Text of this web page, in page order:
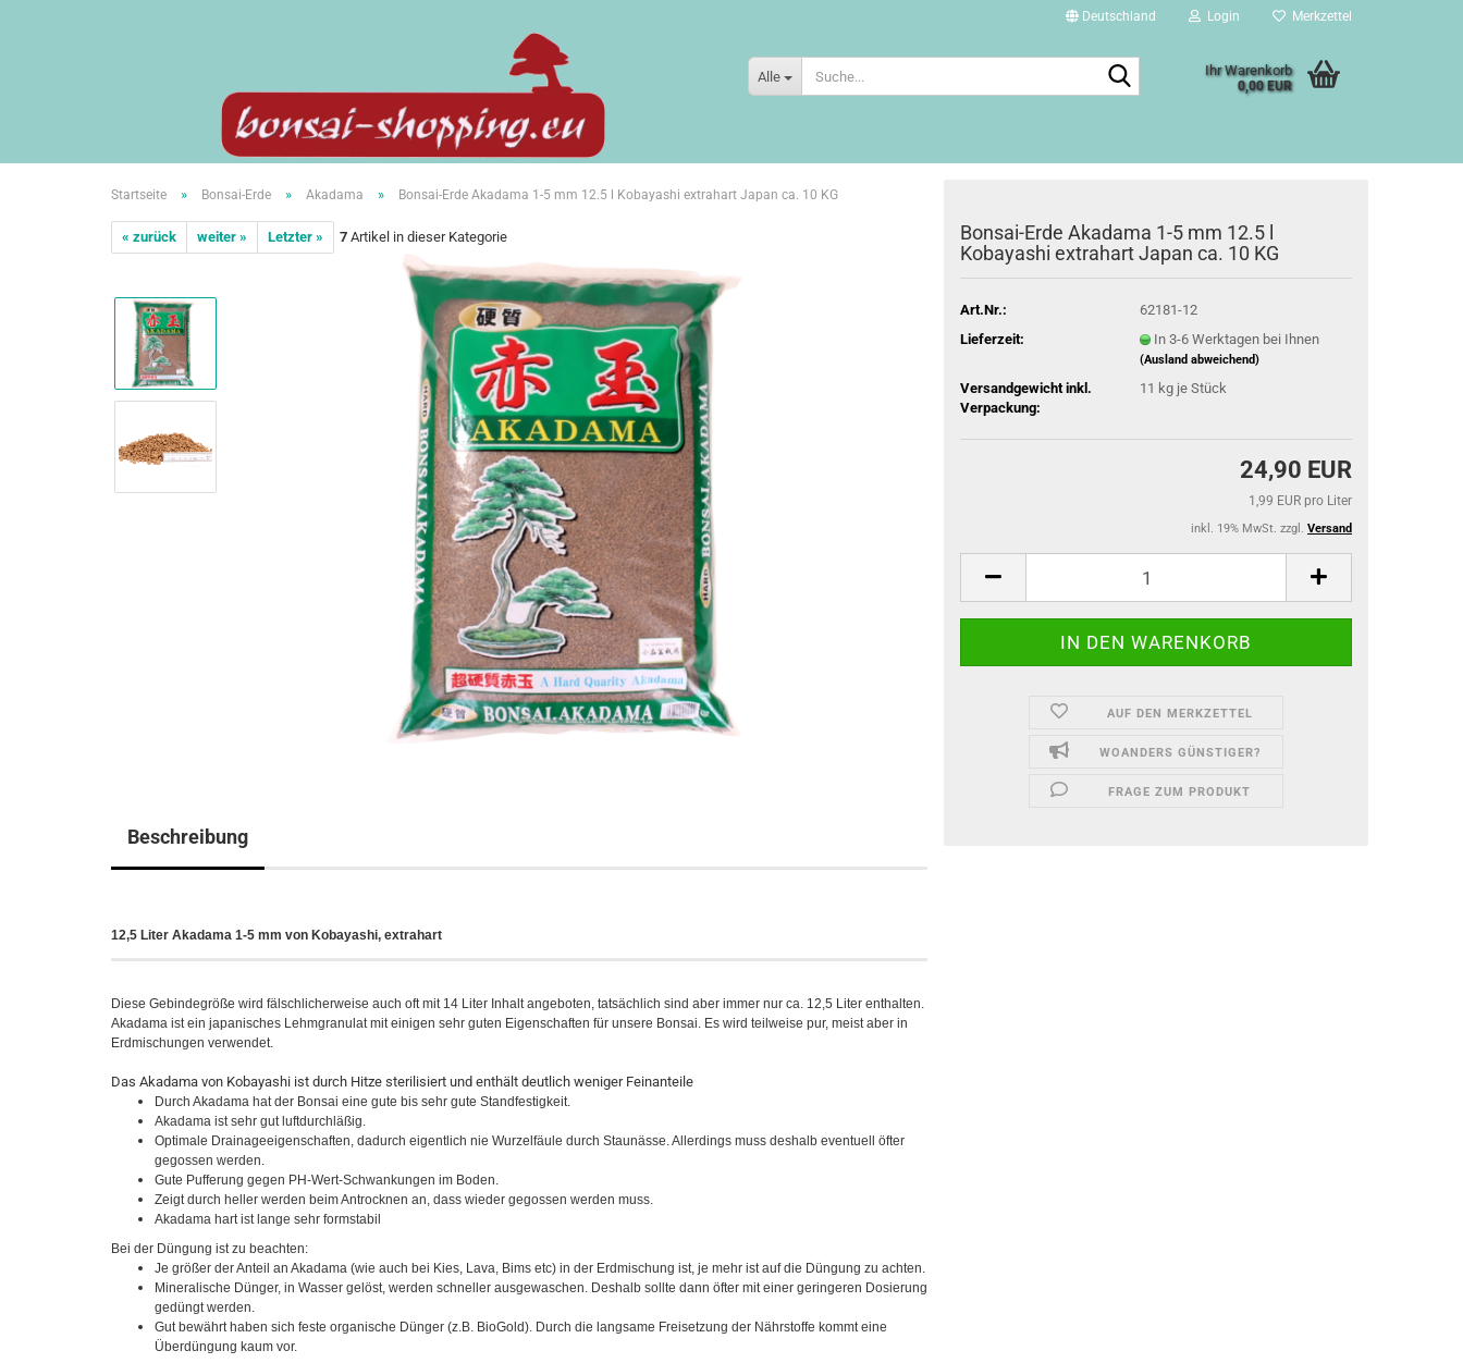
Deutschland Login Merkzettel
Alle Ihr Warenkorb
0,00 EUR
Startseite » Bonsai-Erde » Akadama » Bonsai-Erde Akadama 1-5 mm 12.5 l Kobayashi extrahart Japan ca. 10 KG
« zurück weiter » Letzter » 7 Artikel in dieser Kategorie
Bonsai-Erde Akadama 1-5 mm 12.5 l
Kobayashi extrahart Japan ca. 10 KG
Art.Nr.:
62181-12
Lieferzeit:
In 3-6 Werktagen bei Ihnen
(Ausland abweichend)
Versandgewicht inkl.
Verpackung:
11 kg je Stück
24,90 EUR
1,99 EUR pro Liter
inkl. 19% MwSt. zzgl. Versand
AUF DEN MERKZETTEL
WOANDERS GÜNSTIGER?
FRAGE ZUM PRODUKT
Beschreibung
12,5 Liter Akadama 1-5 mm von Kobayashi, extrahart
Diese Gebindegröße wird fälschlicherweise auch oft mit 14 Liter Inhalt angeboten, tatsächlich sind aber immer nur ca. 12,5 Liter enthalten.
Akadama ist ein japanisches Lehmgranulat mit einigen sehr guten Eigenschaften für unsere Bonsai. Es wird teilweise pur, meist aber in
Erdmischungen verwendet.
Das Akadama von Kobayashi ist durch Hitze sterilisiert und enthält deutlich weniger Feinanteile
Durch Akadama hat der Bonsai eine gute bis sehr gute Standfestigkeit.
Akadama ist sehr gut luftdurchläßig.
Optimale Drainageeigenschaften, dadurch eigentlich nie Wurzelfäule durch Staunässe. Allerdings muss deshalb eventuell öfter
gegossen werden.
Gute Pufferung gegen PH-Wert-Schwankungen im Boden.
Zeigt durch heller werden beim Antrocknen an, dass wieder gegossen werden muss.
Akadama hart ist lange sehr formstabil
Bei der Düngung ist zu beachten:
Je größer der Anteil an Akadama (wie auch bei Kies, Lava, Bims etc) in der Erdmischung ist, je mehr ist auf die Düngung zu achten.
Mineralische Dünger, in Wasser gelöst, werden schneller ausgewaschen. Deshalb sollte dann öfter mit einer geringeren Dosierung
gedüngt werden.
Gut bewährt haben sich feste organische Dünger (z.B. BioGold). Durch die langsame Freisetzung der Nährstoffe kommt eine
Überdüngung kaum vor.